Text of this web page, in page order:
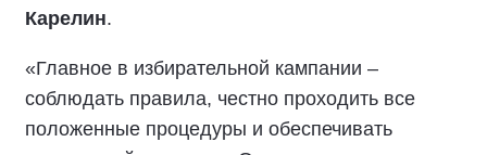
Карелин.
«Главное в избирательной кампании –
соблюдать правила, честно проходить все
положенные процедуры и обеспечивать